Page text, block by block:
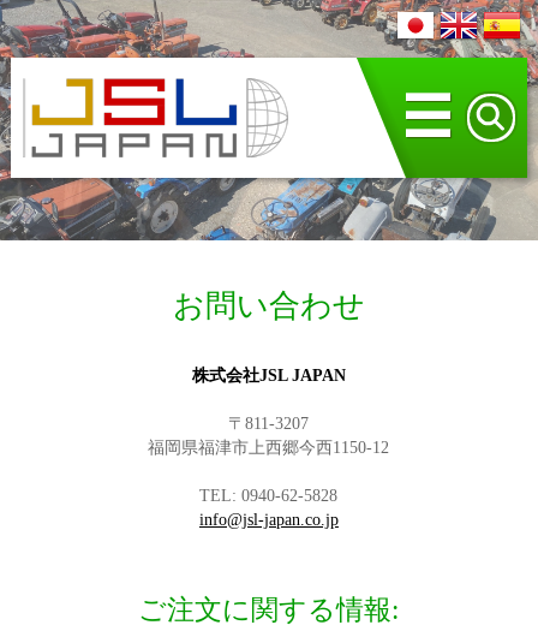
☰
お問い合わせ
株式会社JSL JAPAN
〒811-3207
福岡県福津市上西郷今西1150-12
TEL: 0940-62-5828
info@jsl-japan.co.jp
ご注文に関する情報: